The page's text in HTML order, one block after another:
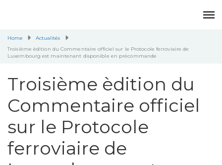
Home
Actualités
Troisième èdition du Commentaire officiel sur le Protocole ferroviaire de
Luxembourg est maintenant disponible en précommande
Troisième èdition du
Commentaire officiel
sur le Protocole
ferroviaire de